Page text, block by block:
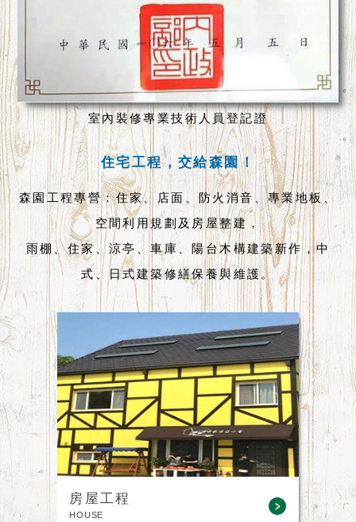
室內裝修專業技術人員登記證
住宅工程，交給森園！
森園工程專營：住家、店面、防火消音、專業地板、
空間利用規劃及房屋整建，
雨棚、住家、涼亭、車庫、陽台木構建築新作，中
式、日式建築修繕保養與維護。
房屋工程
HOUSE